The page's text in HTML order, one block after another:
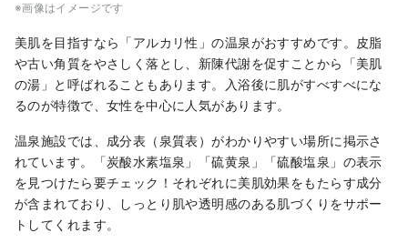
※画像はイメージです
美肌を目指すなら「アルカリ性」の温泉がおすすめです。皮脂
や古い角質をやさしく落とし、新陳代謝を促すことから「美肌
の湯」と呼ばれることもあります。入浴後に肌がすべすべにな
るのが特徴で、女性を中心に人気があります。
温泉施設では、成分表（泉質表）がわかりやすい場所に掲示さ
れています。「炭酸水素塩泉」「硫黄泉」「硫酸塩泉」の表示
を見つけたら要チェック！それぞれに美肌効果をもたらす成分
が含まれており、しっとり肌や透明感のある肌づくりをサポー
トしてくれます。